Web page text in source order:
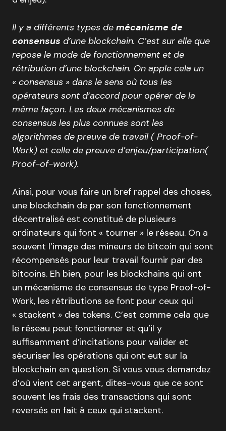
Il y a différents types de mécanisme de
consensus d’une blockchain. C’est sur elle que
repose le mode de fonctionnement et de
rétribution d’une blockchain. On apple cela un
« consensus » dans le sens où tous les
opérateurs sont d’accord pour opérer de la
même façon. Les deux mécanismes de
consensus les plus connues sont les
algorithmes de preuve de travail ( Proof-of-
Work) et celle de preuve d’enjeu/participation(
Proof-of-work).
Ainsi, pour vous faire un bref rappel des choses,
une blockchain de par son fonctionnement
décentralisé est constitué de plusieurs
ordinateurs qui font « tourner » le réseau. On a
souvent l’image des mineurs de bitcoin qui sont
récompensés pour leur travail fournir par des
bitcoins. Eh bien, pour les blockchains qui ont
un mécanisme de consensus de type Proof-of-
Work, les rétributions se font pour ceux qui
« stackent » des tokens. C’est comme cela que
le réseau peut fonctionner et qu’il y
suffisamment d’incitations pour valider et
sécuriser les opérations qui ont eut sur la
blockchain en question. Si vous vous demandez
d’où vient cet argent, dites-vous que ce sont
souvent les frais des transactions qui sont
reversés en fait à ceux qui stackent.